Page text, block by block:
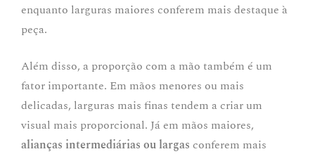
enquanto larguras maiores conferem mais destaque à
peça.
Além disso, a proporção com a mão também é um
fator importante. Em mãos menores ou mais
delicadas, larguras mais finas tendem a criar um
visual mais proporcional. Já em mãos maiores,
alianças intermediárias ou largas conferem mais